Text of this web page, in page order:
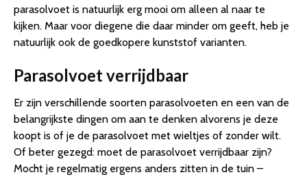
parasolvoet is natuurlijk erg mooi om alleen al naar te
kijken. Maar voor diegene die daar minder om geeft, heb je
natuurlijk ook de goedkopere kunststof varianten.
Parasolvoet verrijdbaar
Er zijn verschillende soorten parasolvoeten en een van de
belangrijkste dingen om aan te denken alvorens je deze
koopt is of je de parasolvoet met wieltjes of zonder wilt.
Of beter gezegd: moet de parasolvoet verrijdbaar zijn?
Mocht je regelmatig ergens anders zitten in de tuin –